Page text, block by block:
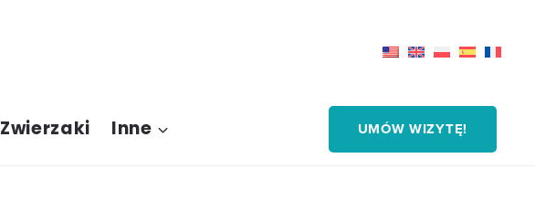
Zwierzaki Inne UMÓW WIZYTĘ!